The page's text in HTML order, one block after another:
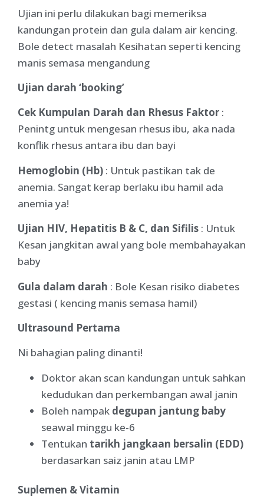
Ujian ini perlu dilakukan bagi memeriksa
kandungan protein dan gula dalam air kencing.
Bole detect masalah Kesihatan seperti kencing
manis semasa mengandung
Ujian darah ‘booking’
Cek Kumpulan Darah dan Rhesus Faktor :
Penintg untuk mengesan rhesus ibu, aka nada
konflik rhesus antara ibu dan bayi
Hemoglobin (Hb) : Untuk pastikan tak de
anemia. Sangat kerap berlaku ibu hamil ada
anemia ya!
Ujian HIV, Hepatitis B & C, dan Sifilis : Untuk
Kesan jangkitan awal yang bole membahayakan
baby
Gula dalam darah : Bole Kesan risiko diabetes
gestasi ( kencing manis semasa hamil)
Ultrasound Pertama
Ni bahagian paling dinanti!
Doktor akan scan kandungan untuk sahkan
kedudukan dan perkembangan awal janin
Boleh nampak degupan jantung baby
seawal minggu ke-6
Tentukan tarikh jangkaan bersalin (EDD)
berdasarkan saiz janin atau LMP
Suplemen & Vitamin